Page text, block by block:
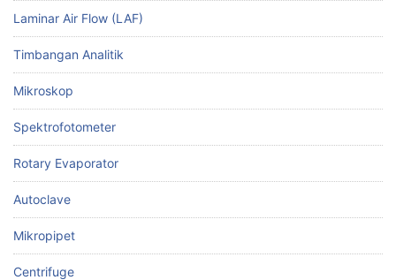
Laminar Air Flow (LAF)
Timbangan Analitik
Mikroskop
Spektrofotometer
Rotary Evaporator
Autoclave
Mikropipet
Centrifuge